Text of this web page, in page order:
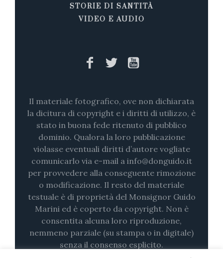
STORIE DI SANTITÀ
VIDEO E AUDIO
Il materiale fotografico, ove non dichiarata
la dicitura di copyright e i diritti di utilizzo, è
stato in buona fede ritenuto di pubblico
dominio. Qualora la loro pubblicazione
violasse eventuali diritti d’autore vogliate
comunicarlo via e-mail a info@donguido.it
per provvedere alla conseguente rimozione
o modificazione. Il resto del materiale
testuale è di proprietà del Monsignor Guido
Marini ed è coperto da copyright. Non è
consentita alcuna loro riproduzione,
nemmeno parziale (su stampa o in digitale)
senza il consenso esplicito.